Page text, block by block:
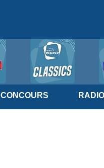
CONCOURS RADIO